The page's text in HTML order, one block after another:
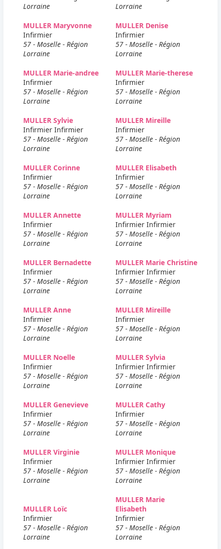
Lorraine
Lorraine
MULLER Maryvonne
Infirmier
57 - Moselle - Région
Lorraine
MULLER Denise
Infirmier
57 - Moselle - Région
Lorraine
MULLER Marie-andree
Infirmier
57 - Moselle - Région
Lorraine
MULLER Marie-therese
Infirmier
57 - Moselle - Région
Lorraine
MULLER Sylvie
Infirmier Infirmier
57 - Moselle - Région
Lorraine
MULLER Mireille
Infirmier
57 - Moselle - Région
Lorraine
MULLER Corinne
Infirmier
57 - Moselle - Région
Lorraine
MULLER Elisabeth
Infirmier
57 - Moselle - Région
Lorraine
MULLER Annette
Infirmier
57 - Moselle - Région
Lorraine
MULLER Myriam
Infirmier Infirmier
57 - Moselle - Région
Lorraine
MULLER Bernadette
Infirmier
57 - Moselle - Région
Lorraine
MULLER Marie Christine
Infirmier Infirmier
57 - Moselle - Région
Lorraine
MULLER Anne
Infirmier
57 - Moselle - Région
Lorraine
MULLER Mireille
Infirmier
57 - Moselle - Région
Lorraine
MULLER Noelle
Infirmier
57 - Moselle - Région
Lorraine
MULLER Sylvia
Infirmier Infirmier
57 - Moselle - Région
Lorraine
MULLER Genevieve
Infirmier
57 - Moselle - Région
Lorraine
MULLER Cathy
Infirmier
57 - Moselle - Région
Lorraine
MULLER Virginie
Infirmier
57 - Moselle - Région
Lorraine
MULLER Monique
Infirmier Infirmier
57 - Moselle - Région
Lorraine
MULLER Loïc
Infirmier
57 - Moselle - Région
Lorraine
MULLER Marie
Elisabeth
Infirmier
57 - Moselle - Région
Lorraine